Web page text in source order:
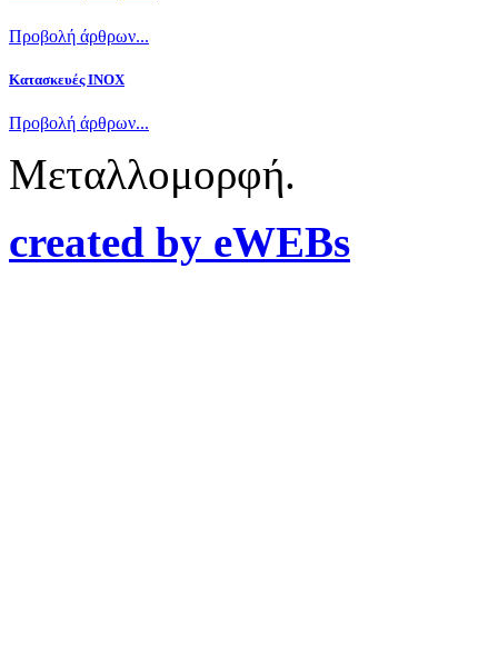
Προβολή άρθρων...
Κατασκευές INOX
Προβολή άρθρων...
Μεταλλομορφή.
created by eWEBs